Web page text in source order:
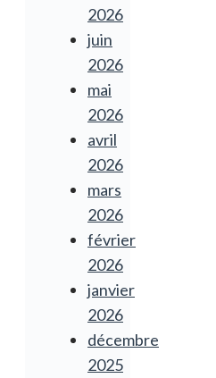
2026
juin
2026
mai
2026
avril
2026
mars
2026
février
2026
janvier
2026
décembre
2025